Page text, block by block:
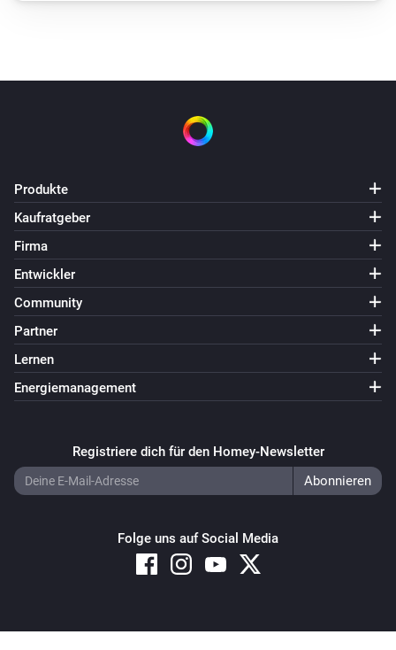
Produkte
Kaufratgeber
Firma
Entwickler
Community
Partner
Lernen
Energiemanagement
Registriere dich für den Homey-Newsletter
Folge uns auf Social Media